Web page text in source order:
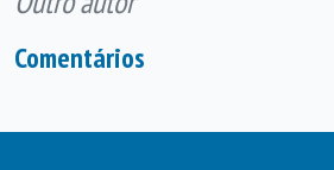
Comentários